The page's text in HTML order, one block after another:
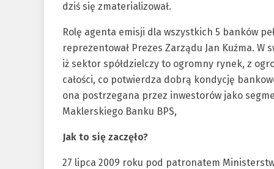
dziś się zmaterializował.
Rolę agenta emisji dla wszystkich 5 banków
reprezentował Prezes Zarządu Jan Kuźma.
iż sektor spółdzielczy to ogromny rynek, z
całości, co potwierdza dobrą kondycję
ona postrzegana przez inwestorów jako
Maklerskiego Banku BPS,
Jak to się zaczęło?
27 lipca 2009 roku pod patronatem